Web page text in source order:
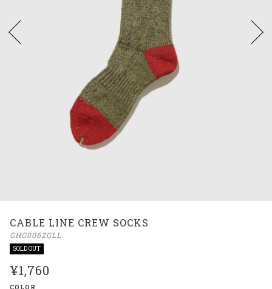
CABLE LINE CREW SOCKS
GHG0062GLL
SOLD OUT
¥1,760
COLOR